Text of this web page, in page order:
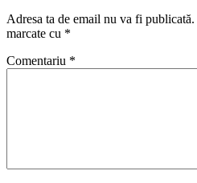
Adresa ta de email nu va fi publicată.
marcate cu *
Comentariu *